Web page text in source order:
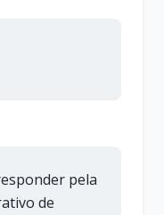
pela
de